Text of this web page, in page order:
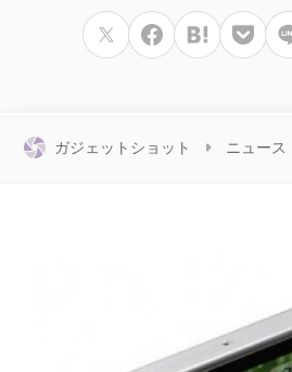
ガジェットショット ニュース